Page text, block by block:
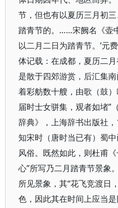
节，但也有以夏历三月初
踏青节的。……宋阙名《壶
以二月二日为踏青节。’元
体记载：在成都，夏历二
是散于四郊游赏，后汇集
着彩舫数十艘，由歌（鼓）
届时士女骈集，观者如堵”
辞典》，上海辞书出版社
知宋时（唐时当已有）蜀
风俗。既然如此，则杜甫
心”所写乃二月踏青节景象
所见景象，其“花飞竞渡日
色，因此其在时间上应当